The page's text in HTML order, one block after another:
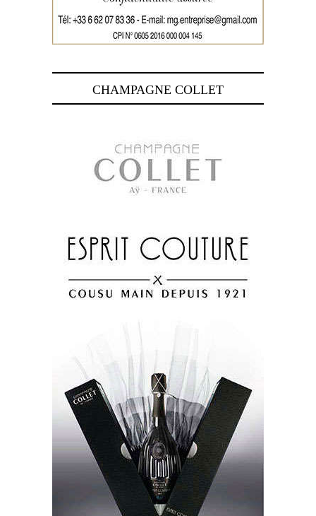
CHAMPAGNE COLLET